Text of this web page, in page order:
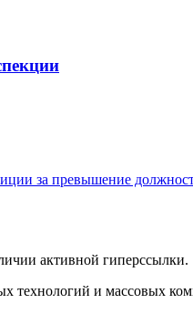
за превышение
активной гиперссылки.
технологий и массовых